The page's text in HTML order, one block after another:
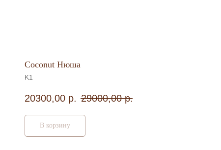
Coconut Нюша
K1
20300,00 р. 29000,00 р.
В корзину